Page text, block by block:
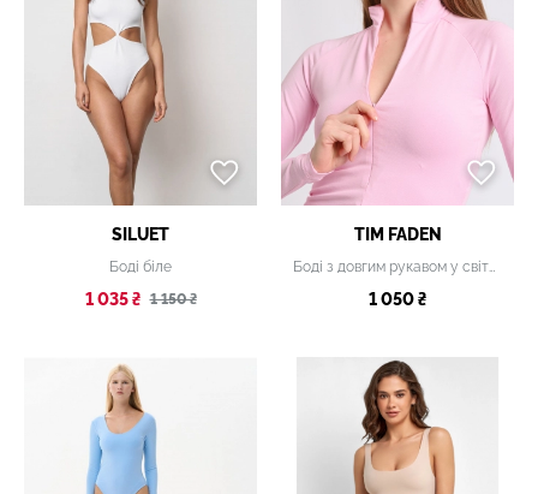
SILUET
Боді біле
1 035 ₴ 1 150 ₴
TIM FADEN
Боді з довгим рукавом у світло-рожевому кольорі з коміром-стійкою
1 050 ₴